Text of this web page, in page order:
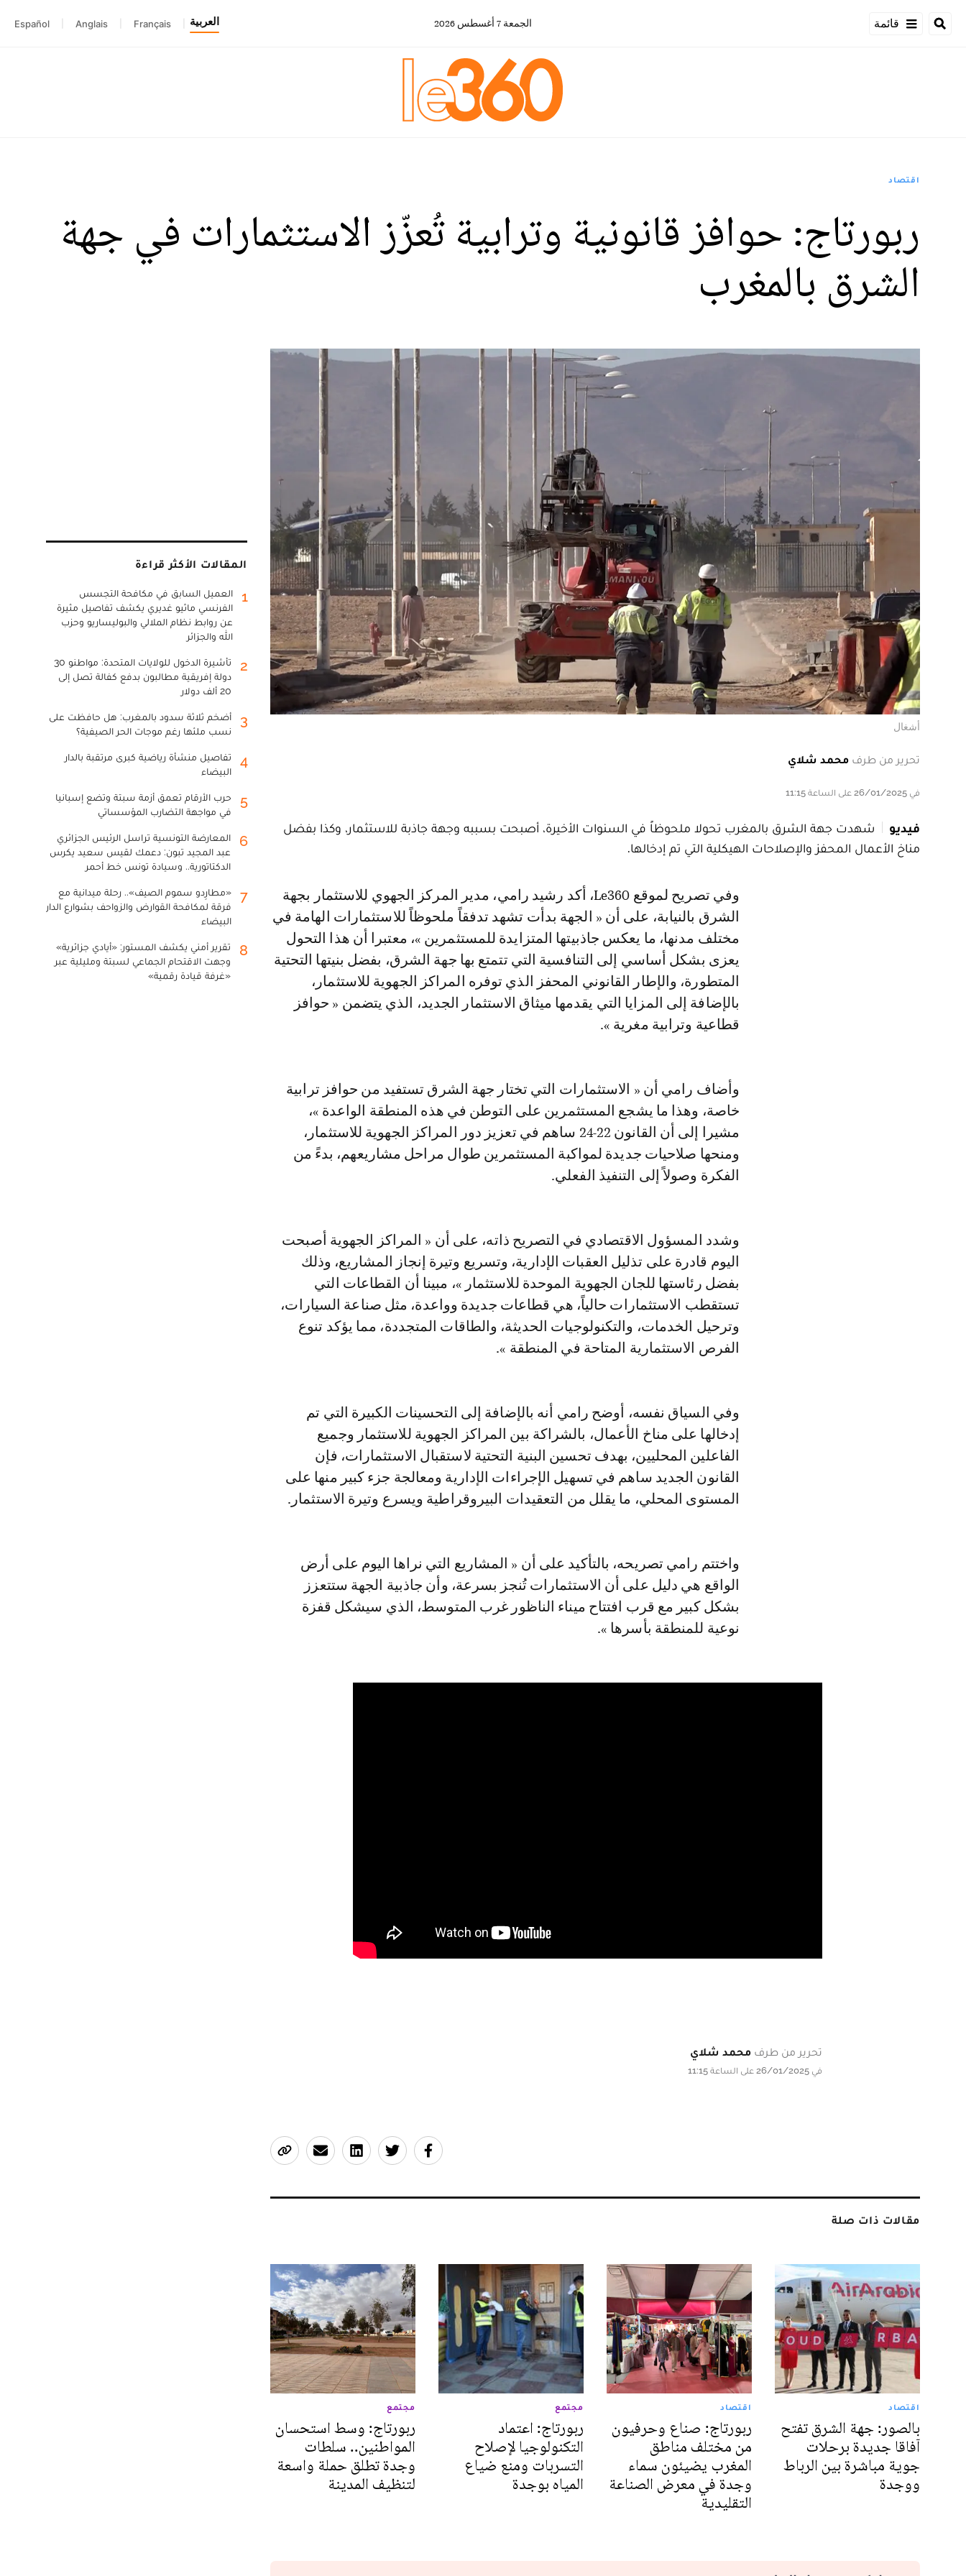
قائمة الجمعة 7 أغسطس 2026 العربية Français
Anglais
Español
اقتصاد
ربورتاج: حوافز قانونية وترابية تُعزّز الاستثمارات في جهة
الشرق بالمغرب
أشغال
تحرير من طرف محمد شلاي
في 26/01/2025 على الساعة 11:15
فيديو
شهدت جهة الشرق بالمغرب تحولا ملحوظاً في السنوات الأخيرة، أصبحت بسببه وجهة جاذبة للاستثمار، وكذا بفضل
مناخ الأعمال المحفز والإصلاحات الهيكلية التي تم إدخالها.
وفي تصريح لموقع Le360، أكد رشيد رامي، مدير المركز الجهوي للاستثمار بجهة
الشرق بالنيابة، على أن « الجهة بدأت تشهد تدفقاً ملحوظاً للاستثمارات الهامة في
مختلف مدنها، ما يعكس جاذبيتها المتزايدة للمستثمرين »، معتبرا أن هذا التحول
يعزى بشكل أساسي إلى التنافسية التي تتمتع بها جهة الشرق، بفضل بنيتها التحتية
المتطورة، والإطار القانوني المحفز الذي توفره المراكز الجهوية للاستثمار،
بالإضافة إلى المزايا التي يقدمها ميثاق الاستثمار الجديد، الذي يتضمن « حوافز
قطاعية وترابية مغرية ».
وأضاف رامي أن « الاستثمارات التي تختار جهة الشرق تستفيد من حوافز ترابية
خاصة، وهذا ما يشجع المستثمرين على التوطن في هذه المنطقة الواعدة »،
مشيرا إلى أن القانون 22-24 ساهم في تعزيز دور المراكز الجهوية للاستثمار،
ومنحها صلاحيات جديدة لمواكبة المستثمرين طوال مراحل مشاريعهم، بدءً من
الفكرة وصولاً إلى التنفيذ الفعلي.
وشدد المسؤول الاقتصادي في التصريح ذاته، على أن « المراكز الجهوية أصبحت
اليوم قادرة على تذليل العقبات الإدارية، وتسريع وتيرة إنجاز المشاريع، وذلك
بفضل رئاستها للجان الجهوية الموحدة للاستثمار »، مبينا أن القطاعات التي
تستقطب الاستثمارات حالياً، هي قطاعات جديدة وواعدة، مثل صناعة السيارات،
وترحيل الخدمات، والتكنولوجيات الحديثة، والطاقات المتجددة، مما يؤكد تنوع
الفرص الاستثمارية المتاحة في المنطقة ».
وفي السياق نفسه، أوضح رامي أنه بالإضافة إلى التحسينات الكبيرة التي تم
إدخالها على مناخ الأعمال، بالشراكة بين المراكز الجهوية للاستثمار وجميع
الفاعلين المحليين، بهدف تحسين البنية التحتية لاستقبال الاستثمارات، فإن
القانون الجديد ساهم في تسهيل الإجراءات الإدارية ومعالجة جزء كبير منها على
المستوى المحلي، ما يقلل من التعقيدات البيروقراطية ويسرع وتيرة الاستثمار.
واختتم رامي تصريحه، بالتأكيد على أن « المشاريع التي نراها اليوم على أرض
الواقع هي دليل على أن الاستثمارات تُنجز بسرعة، وأن جاذبية الجهة ستتعزز
بشكل كبير مع قرب افتتاح ميناء الناظور غرب المتوسط، الذي سيشكل قفزة
نوعية للمنطقة بأسرها ».
تحرير من طرف محمد شلاي
في 26/01/2025 على الساعة 11:15
مقالات ذات صلة
اقتصاد
بالصور: جهة الشرق تفتح
آفاقا جديدة برحلات
جوية مباشرة بين الرباط
ووجدة
اقتصاد
ربورتاج: صناع وحرفيون
من مختلف مناطق
المغرب يضيئون سماء
وجدة في معرض الصناعة
التقليدية
مجتمع
ربورتاج: اعتماد
التكنولوجيا لإصلاح
التسربات ومنع ضياع
المياه بوجدة
مجتمع
ربورتاج: وسط استحسان
المواطنين.. سلطات
وجدة تطلق حملة واسعة
لتنظيف المدينة
المقالات الأكثر قراءة
1
العميل السابق في مكافحة التجسس
الفرنسي ماثيو غديري يكشف تفاصيل مثيرة
عن روابط نظام الملالي والبوليساريو وحزب
الله والجزائر
2
تأشيرة الدخول للولايات المتحدة: مواطنو 30
دولة إفريقية مطالبون بدفع كفالة تصل إلى
20 ألف دولار
3
أضخم ثلاثة سدود بالمغرب: هل حافظت على
نسب ملئها رغم موجات الحر الصيفية؟
4
تفاصيل منشأة رياضية كبرى مرتقبة بالدار
البيضاء
5
حرب الأرقام تعمق أزمة سبتة وتضع إسبانيا
في مواجهة التضارب المؤسساتي
6
المعارضة التونسية تراسل الرئيس الجزائري
عبد المجيد تبون: دعمك لقيس سعيد يكرس
الدكتاتورية.. وسيادة تونس خط أحمر
7
«مطارِدو سموم الصيف».. رحلة ميدانية مع
فرقة لمكافحة القوارض والزواحف بشوارع الدار
البيضاء
8
تقرير أمني يكشف المستور: «أيادي جزائرية»
وجهت الاقتحام الجماعي لسبتة ومليلية عبر
«غرفة قيادة رقمية»